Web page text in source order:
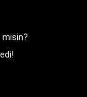
misin?